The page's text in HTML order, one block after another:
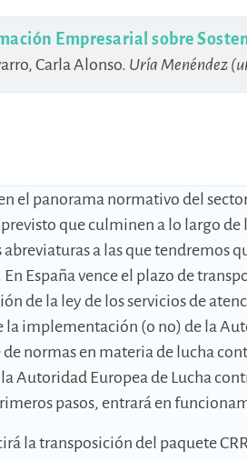
Empresarial sobre
Carla Alonso. Uría Menéndez
el panorama normativo del
que culminen a lo largo de
abreviaturas a las que
España vence el plazo de
de la ley de los servicios de
la implementación (o no) de la
normas en materia de lucha
Autoridad Europea de Lucha
pasos, entrará en
la transposición del paquete